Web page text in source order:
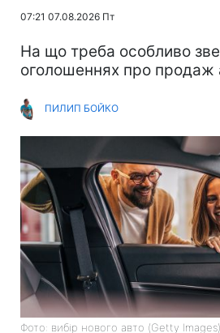
07:21 07.08.2026 Пт
На що треба особливо
оголошеннях про продаж
ПИЛИП БОЙКО
Фото: вибір нового авто (Getty Images)